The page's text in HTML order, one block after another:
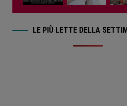
LE PIÙ LETTE DELLA